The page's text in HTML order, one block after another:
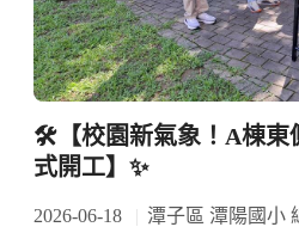
🛠️【校園新氣象！A棟東
式開工】✨
2026-06-18 潭子區 潭陽國小